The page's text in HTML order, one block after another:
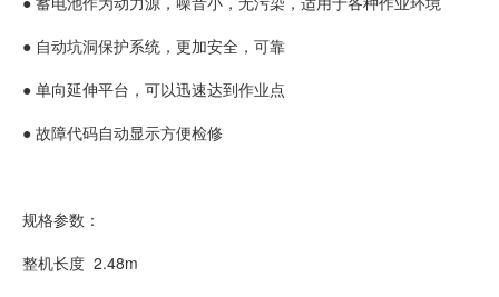
● 自动坑洞保护系统，更加安全，可靠
● 单向延伸平台，可以迅速达到作业点
● 故障代码自动显示方便检修
规格参数：
整机长度 2.48m